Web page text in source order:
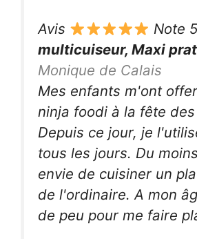
Avis Note
multicuiseur, Maxi
Monique de Calais
Mes enfants m'ont
ninja foodi à la fête
Depuis ce jour, je
tous les jours. Du
envie de cuisiner un
de l'ordinaire. A mon
de peu pour me faire